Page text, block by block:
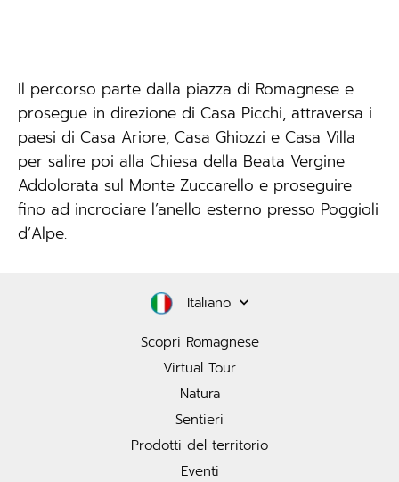
Il percorso parte dalla piazza di Romagnese e
prosegue in direzione di Casa Picchi, attraversa i
paesi di Casa Ariore, Casa Ghiozzi e Casa Villa
per salire poi alla Chiesa della Beata Vergine
Addolorata sul Monte Zuccarello e proseguire
fino ad incrociare l’anello esterno presso Poggioli
d’Alpe.
Italiano
Scopri Romagnese
Virtual Tour
Natura
Sentieri
Prodotti del territorio
Eventi